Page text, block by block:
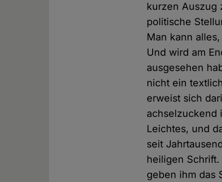
kurzen Auszug
politische
Man kann
Und wird am
ausgesehen
nicht ein
erweist sich
achselzuckend
Leichtes, und
seit
heiligen
geben ihm das